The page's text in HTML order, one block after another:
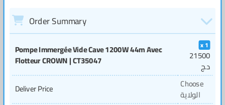
Order Summary
Pompe Immergée Vide Cave 1200W 44m Avec
Flotteur CROWN | CT35047
1
21500
د.ج
Deliver Price
Choose
الولاية